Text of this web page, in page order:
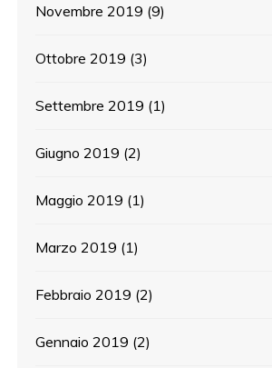
Novembre 2019 (9)
Ottobre 2019 (3)
Settembre 2019 (1)
Giugno 2019 (2)
Maggio 2019 (1)
Marzo 2019 (1)
Febbraio 2019 (2)
Gennaio 2019 (2)